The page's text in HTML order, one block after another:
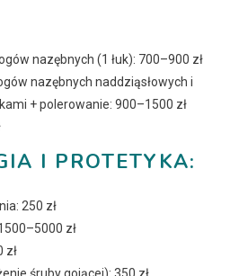
nazębnych (1 łuk): 700–900 zł
nazębnych naddziąsłowych i
+ polerowanie: 900–1500 zł
I PROTETYKA:
250 zł
zł
zł